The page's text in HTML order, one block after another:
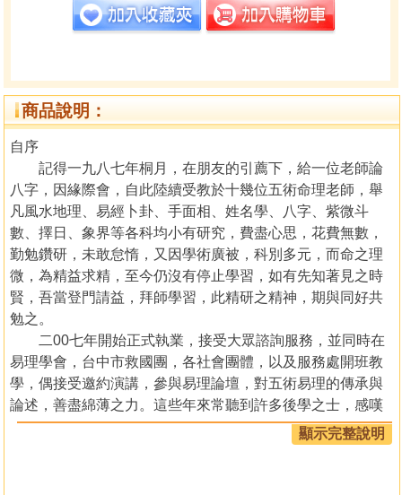
商品說明：
自序
記得一九八七年桐月，在朋友的引薦下，給一位老師論
八字，因緣際會，自此陸續受教於十幾位五術命理老師，舉
凡風水地理、易經卜卦、手面相、姓名學、八字、紫微斗
數、擇日、象界等各科均小有研究，費盡心思，花費無數，
勤勉鑽研，未敢怠惰，又因學術廣被，科別多元，而命之理
微，為精益求精，至今仍沒有停止學習，如有先知著見之時
賢，吾當登門請益，拜師學習，此精研之精神，期與同好共
勉之。
二00七年開始正式執業，接受大眾諮詢服務，並同時在
易理學會，台中市救國團，各社會團體，以及服務處開班教
學，偶接受邀約演講，參與易理論壇，對五術易理的傳承與
論述，善盡綿薄之力。這些年來常聽到許多後學之士，感嘆
風水地理學派林立，論述艱澀難懂，被天星方位搞得迷迷糊
糊，我一概叫他立即劃一張公司或住家平面圖，當場論述吉
顯示完整說明